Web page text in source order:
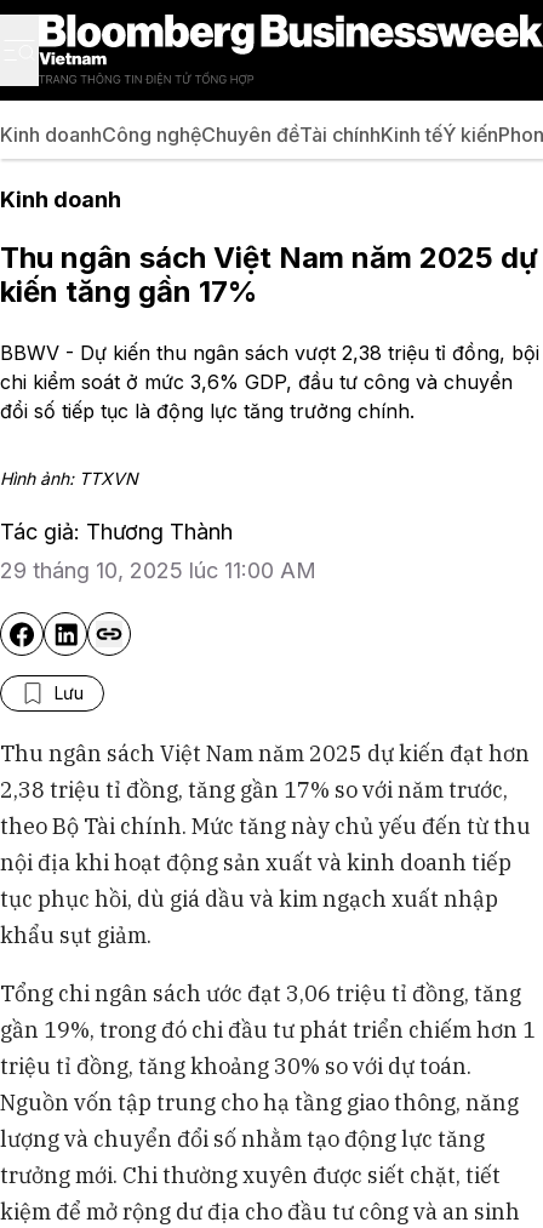
Kinh doanhCông nghệChuyên đềTài chínhKinh tếÝ kiến
Kinh doanh
Thu ngân sách Việt Nam năm 2025 dự
kiến tăng gần 17%
BBWV - Dự kiến thu ngân sách vượt 2,38 triệu tỉ đồng, bội
chi kiểm soát ở mức 3,6% GDP, đầu tư công và chuyển
đổi số tiếp tục là động lực tăng trưởng chính.
Hình ảnh: TTXVN
Tác giả: Thương Thành
29 tháng 10, 2025 lúc 11:00 AM
Lưu
Thu ngân sách Việt Nam năm 2025 dự kiến đạt hơn
2,38 triệu tỉ đồng, tăng gần 17% so với năm trước,
theo Bộ Tài chính. Mức tăng này chủ yếu đến từ thu
nội địa khi hoạt động sản xuất và kinh doanh tiếp
tục phục hồi, dù giá dầu và kim ngạch xuất nhập
khẩu sụt giảm.
Tổng chi ngân sách ước đạt 3,06 triệu tỉ đồng, tăng
gần 19%, trong đó chi đầu tư phát triển chiếm hơn 1
triệu tỉ đồng, tăng khoảng 30% so với dự toán.
Nguồn vốn tập trung cho hạ tầng giao thông, năng
lượng và chuyển đổi số nhằm tạo động lực tăng
trưởng mới. Chi thường xuyên được siết chặt, tiết
kiệm để mở rộng dư địa cho đầu tư công và an sinh